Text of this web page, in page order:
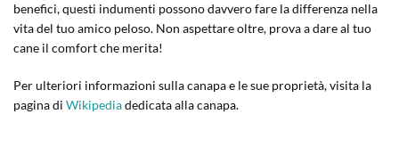
benefici, questi indumenti possono davvero fare la differenza nella
vita del tuo amico peloso. Non aspettare oltre, prova a dare al tuo
cane il comfort che merita!
Per ulteriori informazioni sulla canapa e le sue proprietà, visita la
pagina di Wikipediadedicata alla canapa.